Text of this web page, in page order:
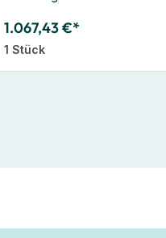
1.067,43 €*
1 Stück